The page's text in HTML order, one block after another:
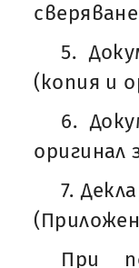
5.
(копия и
6.
оригинал
7.
При